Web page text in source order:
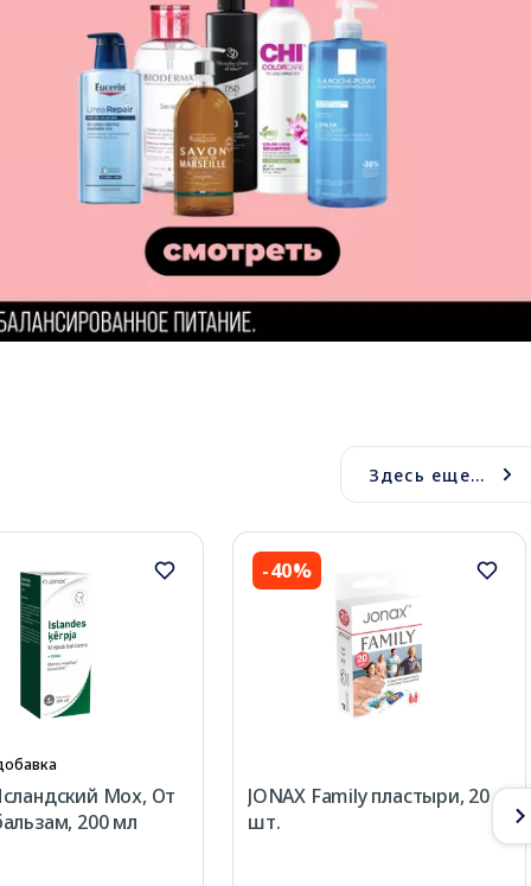
Здесь еще...
Мох, От
200 мл
-40%
JONAX Family пластыри, 20
шт.